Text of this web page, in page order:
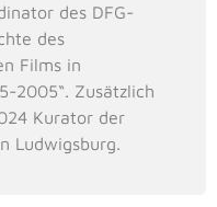
des DFG-
des
Films in
2005“. Zusätzlich
Kurator der
Ludwigsburg.